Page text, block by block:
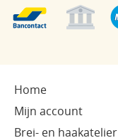
Home
Mijn account
Brei- en haakatelier